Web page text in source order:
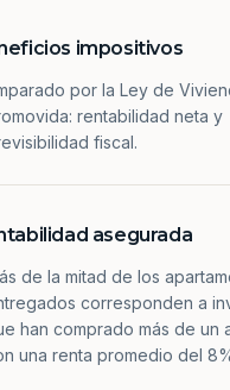
impositivos
por la Ley de
rentabilidad neta y
fiscal.
asegurada
de la mitad de los
corresponden a
han comprado más de un
una renta promedio del